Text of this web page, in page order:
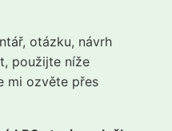
otázku, návrh
použijte níže
mi ozvěte přes